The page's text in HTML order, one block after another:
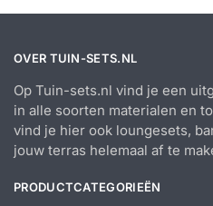
OVER TUIN-SETS.NL
Op Tuin-sets.nl vind je een
in alle soorten materialen en
vind je hier ook loungesets,
jouw terras helemaal af te
PRODUCTCATEGORIEËN